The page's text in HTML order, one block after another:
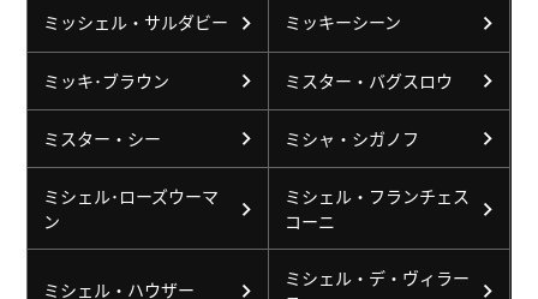
ミッシェル・サルダビー ミッキーシーン
ミッキ･ブラウン ミスター・バグスロウ
ミスター・シー ミシャ・シガノフ
ミシェル･ローズウーマ
ン
ミシェル・フランチェス
コーニ
ミシェル・ハウザー
ミシェル・デ・ヴィラー